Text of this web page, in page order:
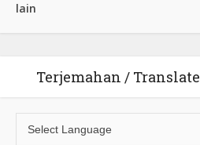
lain
Terjemahan / Translate